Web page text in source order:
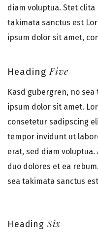
diam voluptua. Stet
takimata sanctus est
ipsum dolor sit amet,
HeadingFive
Kasd gubergren, no
ipsum dolor sit amet.
consetetur sadipscing
tempor invidunt ut
erat, sed diam voluptua.
duo dolores et ea
sea takimata sanctus
HeadingSix